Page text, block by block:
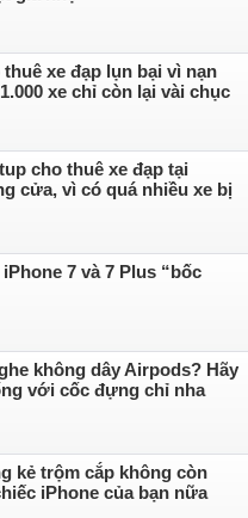
xe đạp lụn bại vì nạn
xe chỉ còn lại vài chục
cho thuê xe đạp tại
cửa, vì có quá nhiều xe bị
7 và 7 Plus “bốc
không dây Airpods? Hãy
với cốc đựng chỉ nha
kẻ trộm cắp không còn
iPhone của bạn nữa